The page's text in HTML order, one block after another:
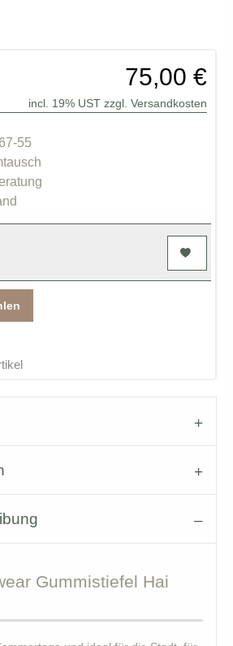
75,00 €
incl. 19% UST zzgl. Versandkosten
55
Gummistiefel Hai